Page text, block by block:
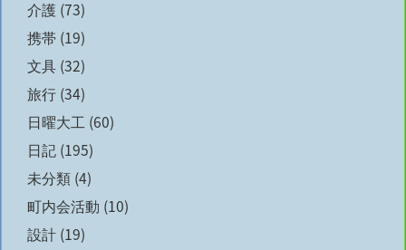
介護 (73)
携帯 (19)
文具 (32)
旅行 (34)
日曜大工 (60)
日記 (195)
未分類 (4)
町内会活動 (10)
設計 (19)